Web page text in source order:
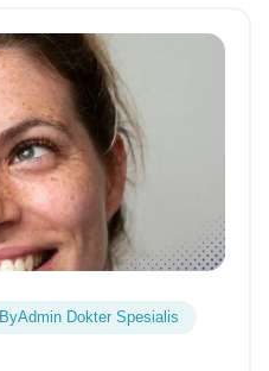
ByAdmin Dokter Spesialis